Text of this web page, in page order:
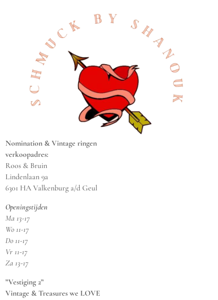
Nomination & Vintage ringen
verkoopadres:
Roos & Bruin
Lindenlaan 9a
6301 HA Valkenburg a/d Geul
Openingstijden
Ma 13-17
Wo 11-17
Do 11-17
Vr 11-17
Za 13-17
”Vestiging 2”
Vintage & Treasures we LOVE